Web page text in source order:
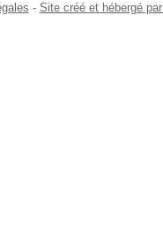
- Site créé et hébergé par